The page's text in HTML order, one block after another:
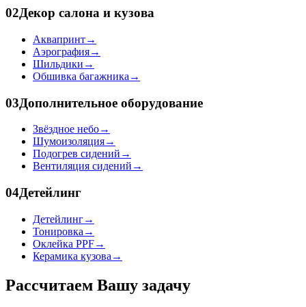
02Декор салона и кузова
Аквапринт→
Аэрография→
Шильдики →
Обшивка багажника →
03Дополнительное оборудование
Звёздное небо→
Шумоизоляция→
Подогрев сидений →
Вентиляция сидений →
04Детейлинг
Детейлинг→
Тонировка →
Оклейка PPF→
Керамика кузова →
Рассчитаем Вашу задачу